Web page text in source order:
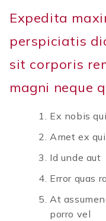
Expedita
perspiciatis
sit corporis
magni neque
Ex nobis
Amet ex
Id unde aut
Error quas
At
porro vel